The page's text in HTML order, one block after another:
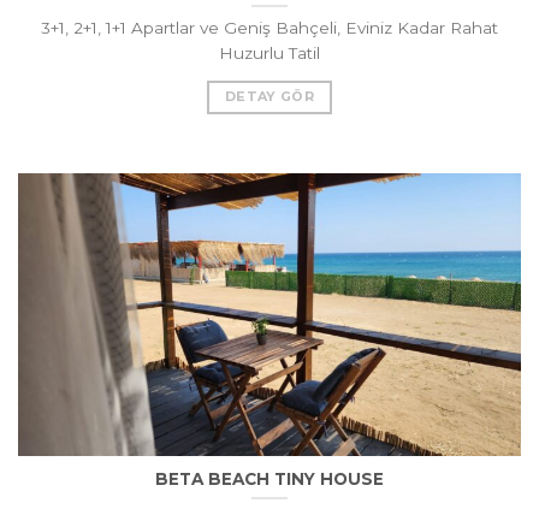
3+1, 2+1, 1+1 Apartlar ve Geniş Bahçeli, Eviniz Kadar Rahat
Huzurlu Tatil
DETAY GÖR
BETA BEACH TINY HOUSE